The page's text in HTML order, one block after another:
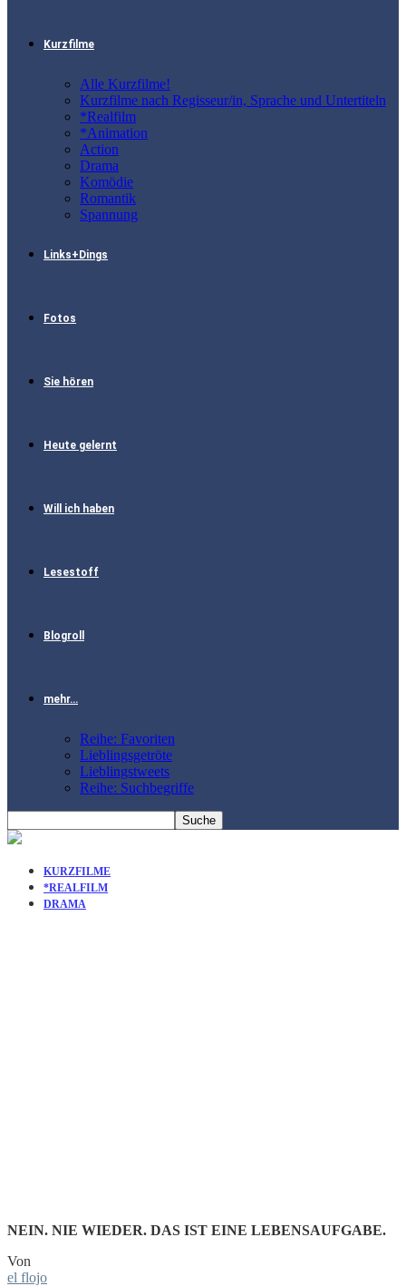
Kurzfilme
Alle Kurzfilme!
Kurzfilme nach Regisseur/in, Sprache und Untertiteln
*Realfilm
*Animation
Action
Drama
Komödie
Romantik
Spannung
Links+Dings
Fotos
Sie hören
Heute gelernt
Will ich haben
Lesestoff
Blogroll
mehr…
Reihe: Favoriten
Lieblingsgetröte
Lieblingstweets
Reihe: Suchbegriffe
KURZFILME
*REALFILM
DRAMA
NEIN. NIE WIEDER. DAS IST EINE LEBENSAUFGABE.
Von
el flojo